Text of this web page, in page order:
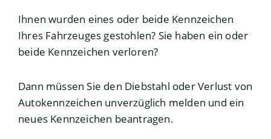
Ihnen wurden eines oder beide Kennzeichen
Ihres Fahrzeuges gestohlen? Sie haben ein oder
beide Kennzeichen verloren?
Dann müssen Sie den Diebstahl oder Verlust von
Autokennzeichen unverzüglich melden und ein
neues Kennzeichen beantragen.